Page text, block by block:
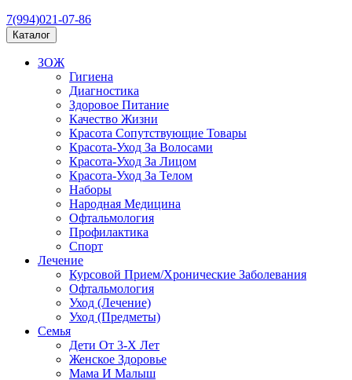
7(994)021-07-86
Каталог
ЗОЖ
Гигиена
Диагностика
Здоровое Питание
Качество Жизни
Красота Сопутствующие Товары
Красота-Уход За Волосами
Красота-Уход За Лицом
Красота-Уход За Телом
Наборы
Народная Медицина
Офтальмология
Профилактика
Спорт
Лечение
Курсовой Прием/Хронические Заболевания
Офтальмология
Уход (Лечение)
Уход (Предметы)
Семья
Дети От 3-Х Лет
Женское Здоровье
Мама И Малыш